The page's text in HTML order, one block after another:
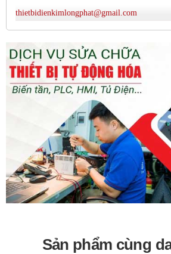
thietbidienkimlongphat@gmail.com
Sản phẩm cùng